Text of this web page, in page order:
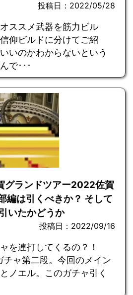
投稿日：2022/05/28
ススメ武器を筋力ビル
仰ビルドに分けてご紹
いのかわからないという
で･･･
グランドツアー2022佐賀
編は引くべきか？ そして
いたかどうか
投稿日：2022/09/16
を連打してくるの？！
ャ第二段。今回のメイン
ノエル。このガチャ引く